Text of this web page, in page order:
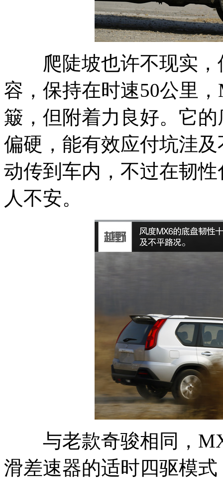
爬陡坡也许不现实，
容，保持在时速50公里
簸，但附着力良好。它
偏硬，能有效应付坑洼
动传到车内，不过在韧
人不安。
与老款奇骏相同，
滑差速器的适时四驱模